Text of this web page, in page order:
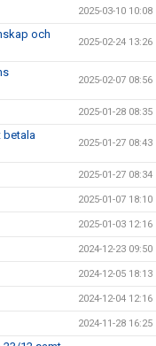
2025-03-10 10:08
och
2025-02-24 13:26
2025-02-07 08:56
2025-01-28 08:35
betala
2025-01-27 08:43
2025-01-27 08:34
2025-01-07 18:10
2025-01-03 12:16
2024-12-23 09:50
2024-12-05 18:13
2024-12-04 12:16
2024-11-28 16:25